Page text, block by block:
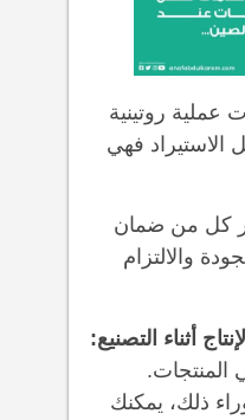
روتينية
فهي
كل من ضمان
والالتزام
المنتجات.
ذلك، يمكنك